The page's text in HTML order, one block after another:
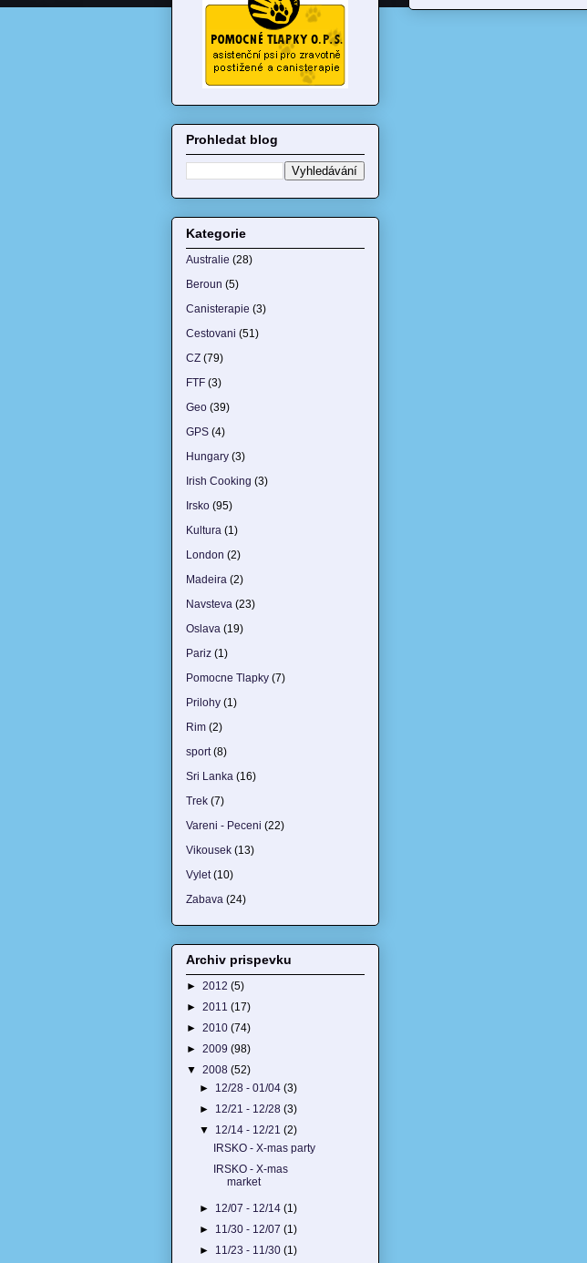
Prohledat blog
Kategorie
Australie (28)
Beroun (5)
Canisterapie (3)
Cestovani (51)
CZ (79)
FTF (3)
Geo (39)
GPS (4)
Hungary (3)
Irish Cooking (3)
Irsko (95)
Kultura (1)
London (2)
Madeira (2)
Navsteva (23)
Oslava (19)
Pariz (1)
Pomocne Tlapky (7)
Prilohy (1)
Rim (2)
sport (8)
Sri Lanka (16)
Trek (7)
Vareni - Peceni (22)
Vikousek (13)
Vylet (10)
Zabava (24)
Archiv prispevku
► 2012 (5)
► 2011 (17)
► 2010 (74)
► 2009 (98)
▼ 2008 (52)
► 12/28 - 01/04(3)
► 12/21 - 12/28(3)
▼ 12/14 - 12/21(2)
IRSKO - X-mas party
IRSKO - X-mas
market
► 12/07 - 12/14(1)
► 11/30 - 12/07(1)
► 11/23 - 11/30(1)